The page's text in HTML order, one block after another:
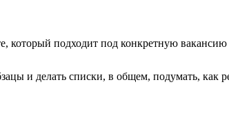
который подходит под конкретную вакансию
и делать списки, в общем, подумать, как